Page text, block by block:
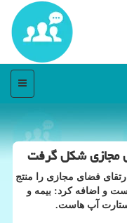
منو
فضای مجازی را منتج
۳۱ هزار شغل دانست و اضافه كرد: بیمه و
آپ هاست.